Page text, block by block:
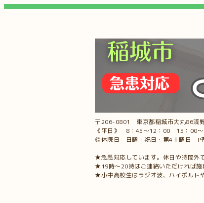
〒206-0801 東京都稲城市大丸86
《平日》 8：45～12：00 15：00
◎休院日 日曜・祝日・第4土曜日 P
★急患対応しています。休日や時間外
★19時～20時はご連絡いただければ施
★小中高校生はラジオ波、ハイボルト